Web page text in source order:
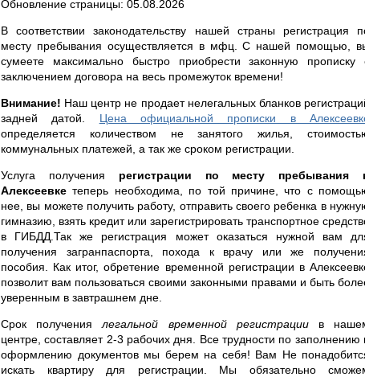
Обновление страницы: 05.08.2026
В соответствии законодательству нашей страны регистрация
месту пребывания осуществляется в мфц. С нашей помощью,
сумеете максимально быстро приобрести законную прописку
заключением договора на весь промежуток времени!
Внимание! Наш центр не продает нелегальных бланков
задней датой. Цена официальной прописки в
определяется количеством не занятого жилья,
коммунальных платежей, а так же сроком регистрации.
Услуга получения регистрации по месту пребывания
Алексеевкетеперь необходима, по той причине, что с
нее, вы можете получить работу, отправить своего ребенка в
гимназию, взять кредит или зарегистрировать транспортное
в ГИБДД.Так же регистрация может оказаться нужной вам
получения загранпаспорта, похода к врачу или же
пособия. Как итог, обретение временной регистрации в
позволит вам пользоваться своими законными правами и быть
уверенным в завтрашнем дне.
Срок получениялегальной временной регистрации в
центре, составляет 2-3 рабочих дня. Все трудности по заполнению
оформлению документов мы берем на себя! Вам Не
искать квартиру для регистрации. Мы обязательно